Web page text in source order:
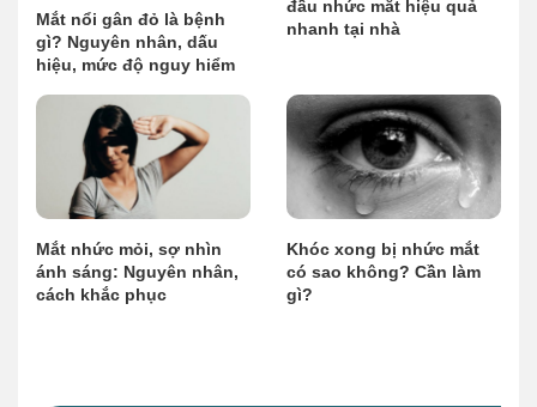
Mắt nổi gân đỏ là bệnh
gì? Nguyên nhân, dấu
hiệu, mức độ nguy hiểm
đầu nhức mắt hiệu quả
nhanh tại nhà
Mắt nhức mỏi, sợ nhìn
ánh sáng: Nguyên nhân,
cách khắc phục
Khóc xong bị nhức mắt
có sao không? Cần làm
gì?